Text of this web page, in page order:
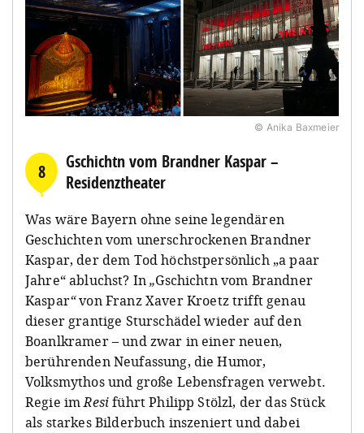
© Anika Baxmeier
8
Gschichtn vom Brandner Kaspar –
Residenztheater
Was wäre Bayern ohne seine legendären
Geschichten vom unerschrockenen Brandner
Kaspar, der dem Tod höchstpersönlich „a paar
Jahre“ abluchst? In„Gschichtn vom Brandner
Kaspar“von Franz Xaver Kroetz trifft genau
dieser grantige Sturschädel wieder auf den
Boanlkramer – und zwar in einer neuen,
berührenden Neufassung, die Humor,
Volksmythos und große Lebensfragen verwebt.
Regie imResiführt Philipp Stölzl, der das Stück
als starkes Bilderbuch inszeniert und dabei